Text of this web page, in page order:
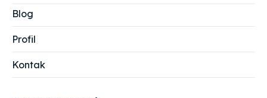
Blog
Profil
Kontak